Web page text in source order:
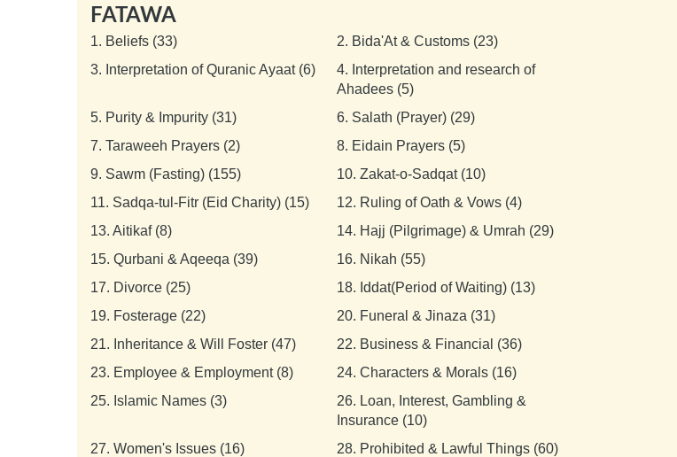
FATAWA
1. Beliefs (33) 2. Bida'At & Customs (23)
3. Interpretation of Quranic Ayaat (6) 4. Interpretation and research of
Ahadees (5)
5. Purity & Impurity (31) 6. Salath (Prayer) (29)
7. Taraweeh Prayers (2) 8. Eidain Prayers (5)
9. Sawm (Fasting) (155) 10. Zakat-o-Sadqat (10)
11. Sadqa-tul-Fitr (Eid Charity) (15) 12. Ruling of Oath & Vows (4)
13. Aitikaf (8) 14. Hajj (Pilgrimage) & Umrah (29)
15. Qurbani & Aqeeqa (39) 16. Nikah (55)
17. Divorce (25) 18. Iddat(Period of Waiting) (13)
19. Fosterage (22) 20. Funeral & Jinaza (31)
21. Inheritance & Will Foster (47) 22. Business & Financial (36)
23. Employee & Employment (8) 24. Characters & Morals (16)
25. Islamic Names (3) 26. Loan, Interest, Gambling &
Insurance (10)
27. Women's Issues (16) 28. Prohibited & Lawful Things (60)